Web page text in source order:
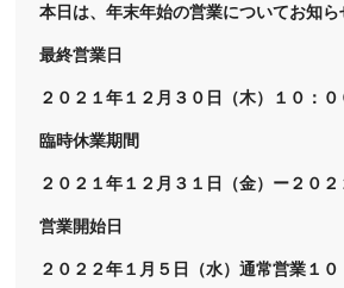
本日は、年末年始の営業についてお知ら
最終営業日
２０２１年１２月３０日（木）１０：
臨時休業期間
２０２１年１２月３１日（金）ー２０２
営業開始日
２０２２年１月５日（水）通常営業１